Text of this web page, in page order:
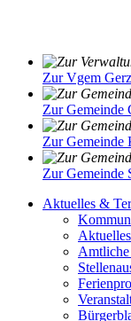
Zur Vgem
Zur Gemeinde
Zur Gemeinde
Zur Gemeinde
Aktuelles &
Amtliche